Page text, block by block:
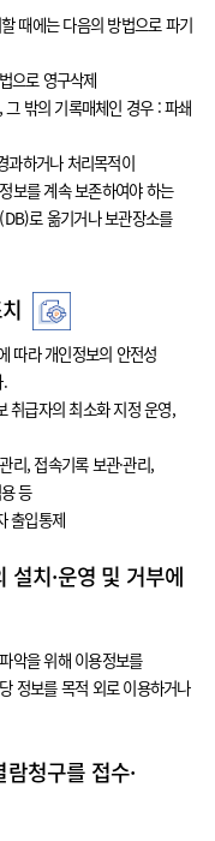
때에는 다음의 방법으로 파기
으로 영구삭제
밖의 기록매체인 경우 : 파쇄
과하거나 처리목적이
보를 계속 보존하여야 하는
로 옮기거나 보관장소를
따라 개인정보의 안전성
.
취급자의 최소화 지정 운영,
리, 접속기록 보관·관리,
등
출입통제
치·운영 및 거부에
악을 위해 이용정보를
정보를 목적 외로 이용하거나
청구를 접수·